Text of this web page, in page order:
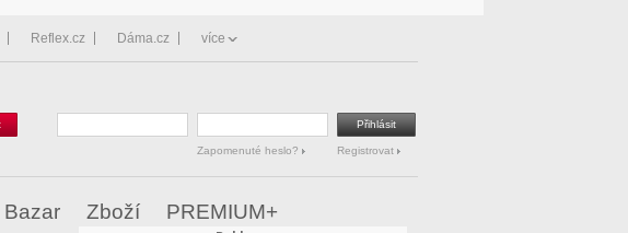
Reflex.cz Dáma.cz více
Zapomenuté heslo? Registrovat
Bazar Zboží PREMIUM+